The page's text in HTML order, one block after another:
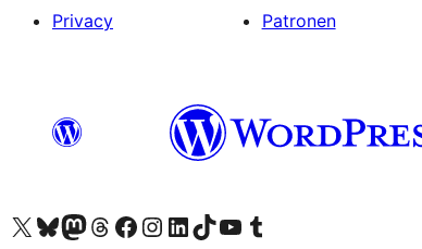
Privacy
Patronen
Bezoek ons X (voorheen Twitter) account
Bezoek ons Bluesky account
Bezoek ons Mastodon account
Bezoek ons Threads account
Onze Facebook pagina bezoeken
Bezoek ons Instagram account
Bezoek ons LinkedIn account
Bezoek ons TikTok account
Bezoek ons YouTube kanaalBezoek ons Tumblr account